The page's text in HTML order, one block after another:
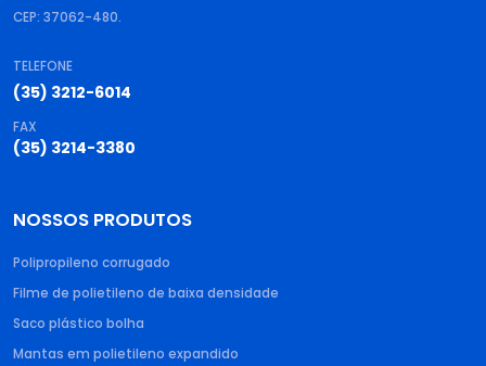
CEP: 37062-480.
TELEFONE
(35) 3212-6014
FAX
(35) 3214-3380
NOSSOS PRODUTOS
Polipropileno corrugado​
Filme de polietileno de baixa densidade​
Saco plástico bolha​
Mantas em polietileno expandido​